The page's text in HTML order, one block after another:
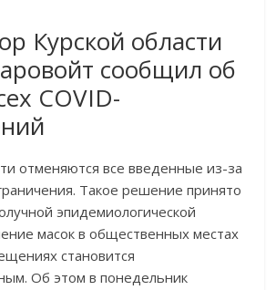
Курской области
сообщил об
COVID-
отменяются все введенные из-за
Такое решение принято
эпидемиологической
масок в общественных местах
становится
Об этом в понедельник